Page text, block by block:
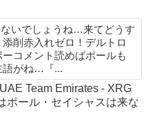
いでしょうね…来てどうす
削赤入れゼロ！デルトロ
コメント読めばポールも
語がね…『...
Team Emirates - XRG
ポール・セイシャスは来な